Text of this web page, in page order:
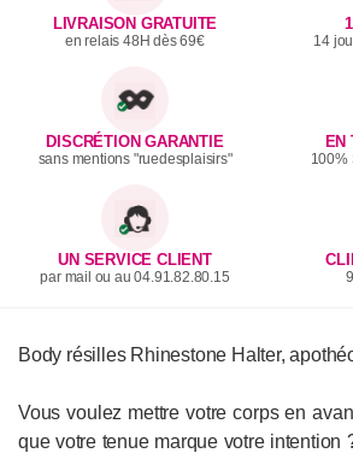
LIVRAISON GRATUITE
en relais 48H dès 69€ 14
DISCRÉTION GARANTIE
sans mentions "ruedesplaisirs"
EN
100%
UN SERVICE CLIENT
par mail ou au 04.91.82.80.15
Body résilles Rhinestone Halter,
Vous voulez mettre votre corps en
que votre tenue marque votre intention